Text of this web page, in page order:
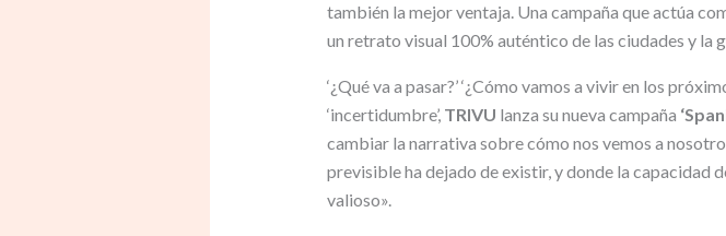
también la mejor ventaja. Una campaña que actúa
un retrato visual 100% auténtico de las ciudades y la
‘¿Qué va a pasar?’ ‘¿Cómo vamos a vivir en los
‘incertidumbre’, TRIVU lanza su nueva campaña
cambiar la narrativa sobre cómo nos vemos a
previsible ha dejado de existir, y donde la capacidad
valioso».